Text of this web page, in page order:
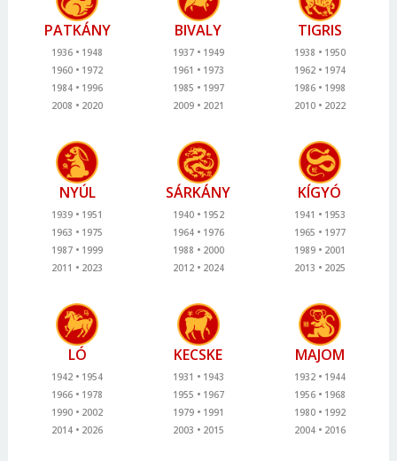
PATKÁNY
1936
1948
1960
1972
1984
1996
2008
2020
BIVALY
1937
1949
1961
1973
1985
1997
2009
2021
TIGRIS
1938
1950
1962
1974
1986
1998
2010
2022
NYÚL
1939
1951
1963
1975
1987
1999
2011
2023
SÁRKÁNY
1940
1952
1964
1976
1988
2000
2012
2024
KÍGYÓ
1941
1953
1965
1977
1989
2001
2013
2025
LÓ
1942
1954
1966
1978
1990
2002
2014
2026
KECSKE
1931
1943
1955
1967
1979
1991
2003
2015
MAJOM
1932
1944
1956
1968
1980
1992
2004
2016